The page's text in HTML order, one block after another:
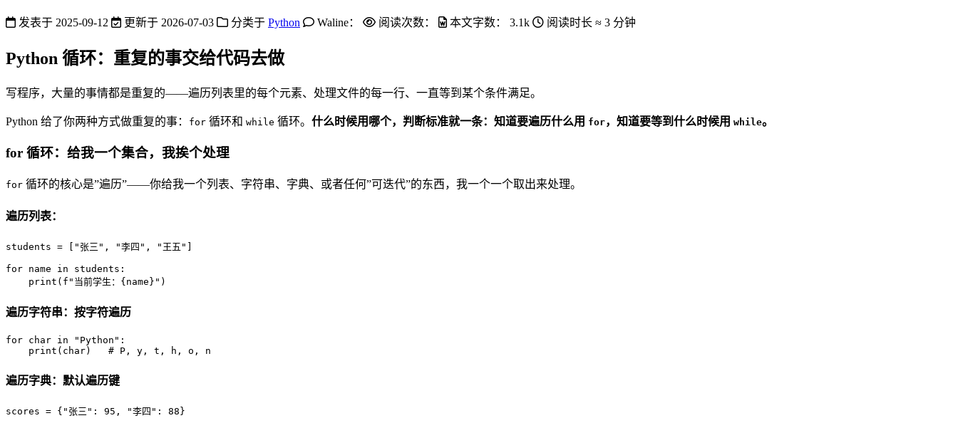
发表于 2025-09-12 更新于 2026-07-03 分类于 Python Waline： 阅读次数： 本文字数： 3.1k 阅读时长 ≈ 3 分钟
Python 循环：重复的事交给代码去做
写程序，大量的事情都是重复的——遍历列表里的每个元素、处理文件的每一行、一直等到某个条件满足。
Python 给了你两种方式做重复的事： for 循环和 while 循环。 什么时候用哪个，判断标准就一条：知道要遍历什么用 for，知道要等到什么时候用 while。
for 循环：给我一个集合，我挨个处理
for 循环的核心是”遍历”——你给我一个列表、字符串、字典、或者任何”可迭代”的东西，我一个一个取出来处理。
遍历列表：
students = [ "张三" , "李四" , "王五" ]
for name in students:
print ( f"当前学生： {name} " )
遍历字符串：按字符遍历
for char in "Python" :
print (char) # P, y, t, h, o, n
遍历字典：默认遍历键
scores = { "张三" : 95 , "李四" : 88}